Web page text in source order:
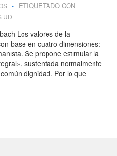
ETIQUETADO CON
UD
Los valores de la
base en cuatro dimensiones:
Se propone estimular la
sustentada normalmente
dignidad. Por lo que